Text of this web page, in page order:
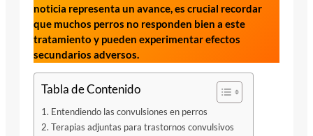
noticia representa un avance, es crucial recordar
que muchos perros no responden bien a este
tratamiento y pueden experimentar efectos
secundarios adversos.
Tabla de Contenido
Entendiendo las convulsiones en perros
Terapias adjuntas para trastornos convulsivos